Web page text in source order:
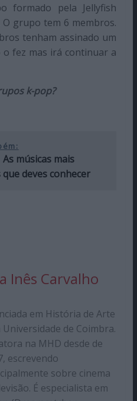
formado pela Jellyfish
grupo tem 6 membros.
tenham assinado um
fez mas irá continuar a
k-pop?
músicas mais
que deves conhecer
Inês Carvalho
em História de Arte
Universidade de Coimbra.
na MHD desde de
escrevendo
sobre cinema
É especialista em